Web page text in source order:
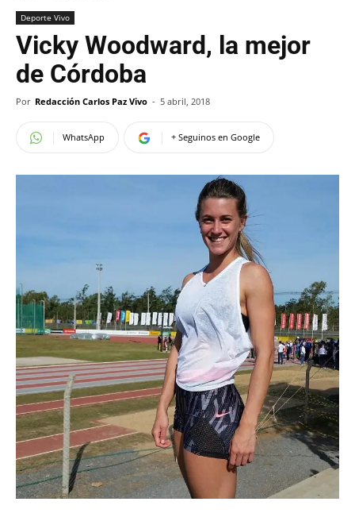
Deporte Vivo
Vicky Woodward, la mejor
de Córdoba
Por Redacción Carlos Paz Vivo - 5 abril, 2018
WhatsApp + Seguinos en Google